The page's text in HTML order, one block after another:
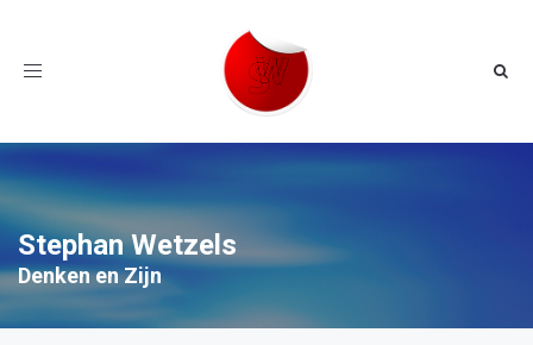
Toggle
Stephan Wetzels
Denken en Zijn